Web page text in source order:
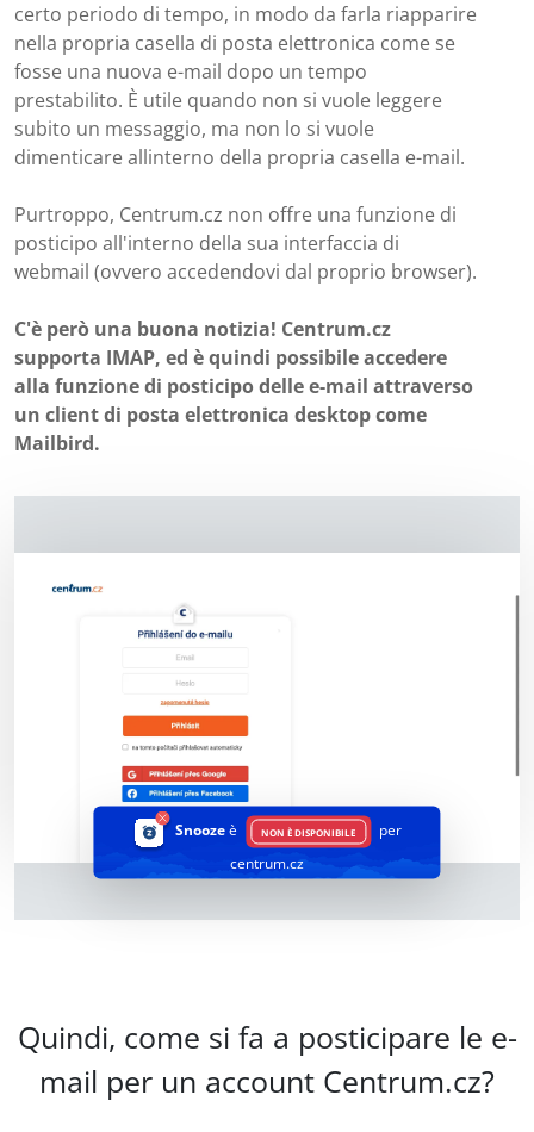
certo periodo di tempo, in modo da farla riapparire
nella propria casella di posta elettronica come se
fosse una nuova e-mail dopo un tempo
prestabilito. È utile quando non si vuole leggere
subito un messaggio, ma non lo si vuole
dimenticare allinterno della propria casella e-mail.
Purtroppo, Centrum.cz non offre una funzione di
posticipo all'interno della sua interfaccia di
webmail (ovvero accedendovi dal proprio browser).
C'è però una buona notizia! Centrum.cz
supporta IMAP, ed è quindi possibile accedere
alla funzione di posticipo delle e-mail attraverso
un client di posta elettronica desktop come
Mailbird.
Snoozeè NON È DISPONIBILE
per
centrum.cz
Quindi, come si fa a posticipare le e-
mail per un account Centrum.cz?